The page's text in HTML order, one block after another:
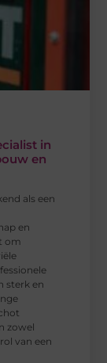
in
en
als een
en
om
sterk en
zowel
van een